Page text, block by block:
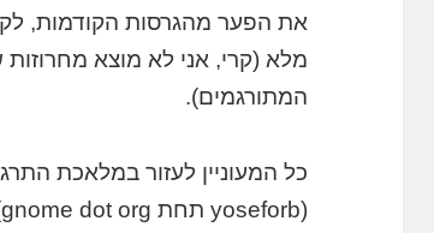
המתורגמים).
כל המעוניין לעזור במלאכת